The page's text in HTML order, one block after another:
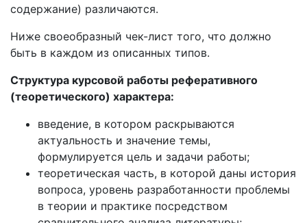
содержание) различаются.
Ниже своеобразный чек-лист того, что должно
быть в каждом из описанных типов.
Структура курсовой работы реферативного
(теоретического) характера:
введение, в котором раскрываются
актуальность и значение темы,
формулируется цель и задачи работы;
теоретическая часть, в которой даны история
вопроса, уровень разработанности проблемы
в теории и практике посредством